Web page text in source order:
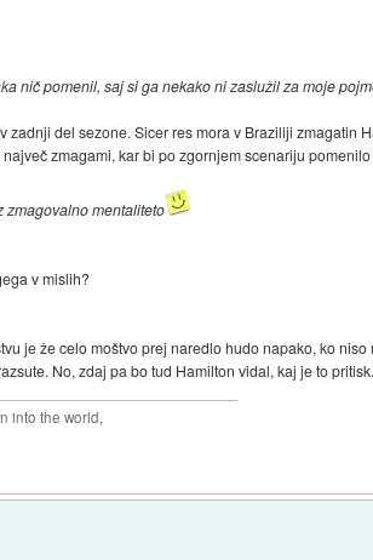
nič pomenil, saj si ga nekako ni zaslužil za moje
del sezone. Sicer res mora v Braziliji zmagatin
zmagami, kar bi po zgornjem scenariju
zmagovalno mentaliteto
v mislih?
je že celo moštvo prej naredlo hudo napako, ko
No, zdaj pa bo tud Hamilton vidal, kaj je to
into the world,